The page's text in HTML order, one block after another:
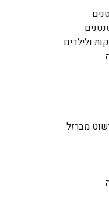
ולילדים
מברזל